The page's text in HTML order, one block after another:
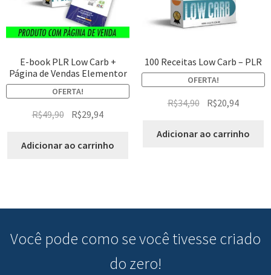
E-book PLR Low Carb +
Página de Vendas Elementor
OFERTA!
R$49,90 R$29,94
Adicionar ao carrinho
100 Receitas Low Carb – PLR
OFERTA!
R$34,90 R$20,94
Adicionar ao carrinho
Você pode como se você tivesse criado
do zero!